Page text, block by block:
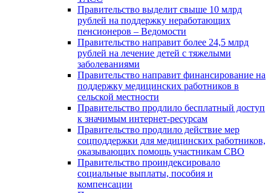
Правительство выделит свыше 10 млрд
рублей на поддержку неработающих
пенсионеров – Ведомости
Правительство направит более 24,5 млрд
рублей на лечение детей с тяжелыми
заболеваниями
Правительство направит финансирование на
поддержку медицинских работников в
сельской местности
Правительство продлило бесплатный доступ
к значимым интернет-ресурсам
Правительство продлило действие мер
соцподдержки для медицинских работников,
оказывающих помощь участникам СВО
Правительство проиндексировало
социальные выплаты, пособия и
компенсации